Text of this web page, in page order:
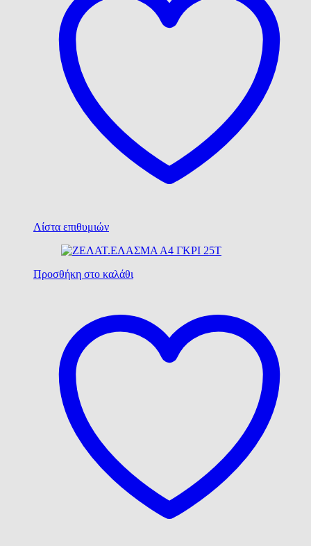
Λίστα επιθυμιών
Προσθήκη στο καλάθι